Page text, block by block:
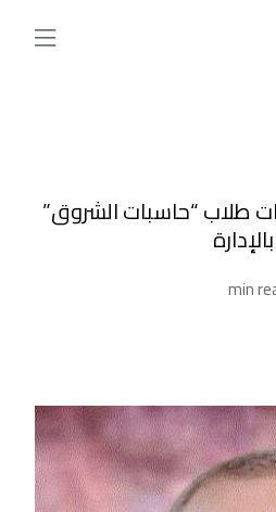
طلاب “حاسبات الشروق”